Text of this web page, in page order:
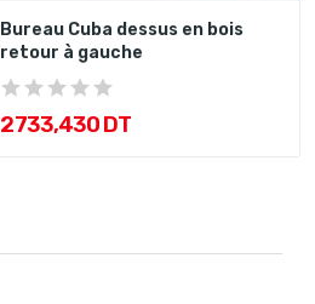
Bureau Cuba dessus en bois
retour à gauche
2 733,430 DT